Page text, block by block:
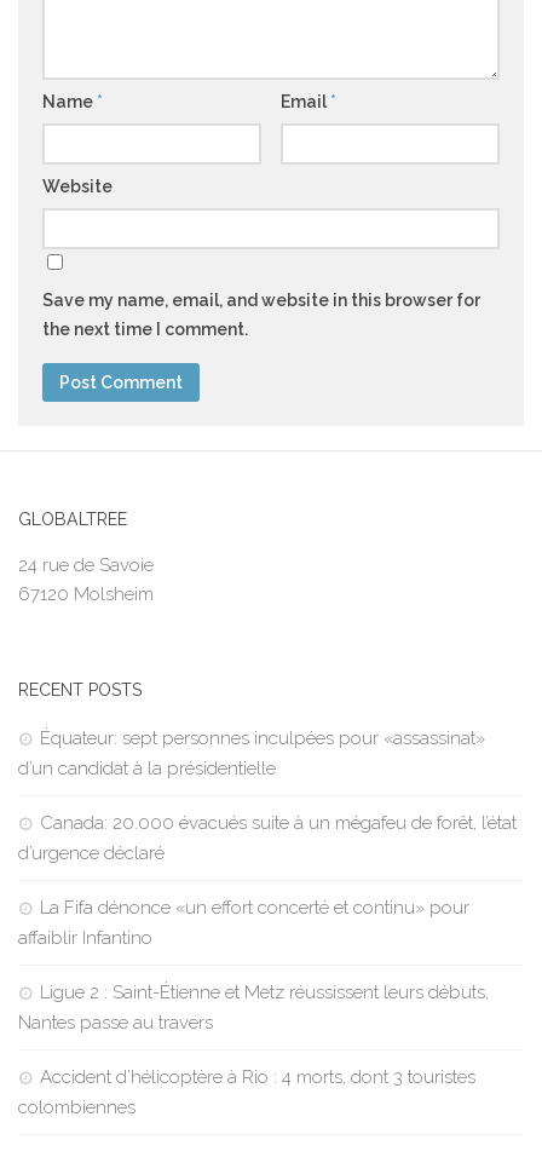
Name * Email *
Website
Save my name, email, and website in this browser for
the next time I comment.
GLOBALTREE
24 rue de Savoie
67120 Molsheim
RECENT POSTS
Équateur: sept personnes inculpées pour «assassinat»
d’un candidat à la présidentielle
Canada: 20.000 évacués suite à un mégafeu de forêt, l’état
d’urgence déclaré
La Fifa dénonce «un effort concerté et continu» pour
affaiblir Infantino
Ligue 2 : Saint-Étienne et Metz réussissent leurs débuts,
Nantes passe au travers
Accident d’hélicoptère à Rio : 4 morts, dont 3 touristes
colombiennes